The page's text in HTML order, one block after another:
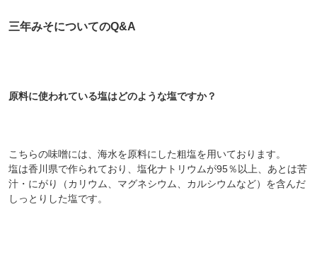
三年みそについてのQ&A
原料に使われている塩はどのような塩ですか？
こちらの味噌には、海水を原料にした粗塩を用いております。
塩は香川県で作られており、塩化ナトリウムが95％以上、あとは苦
汁・にがり（カリウム、マグネシウム、カルシウムなど）を含んだ
しっとりした塩です。